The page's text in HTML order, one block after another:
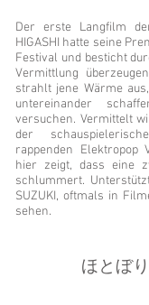
Der erste Langfilm
HIGASHI hatte seine
Festival und besticht
Vermittlung
strahlt jene Wärme
untereinander
versuchen. Vermittelt
der
rappenden Elektropop
hier zeigt, dass eine
schlummert.
SUZUKI, oftmals in
sehen.
ほとぼ